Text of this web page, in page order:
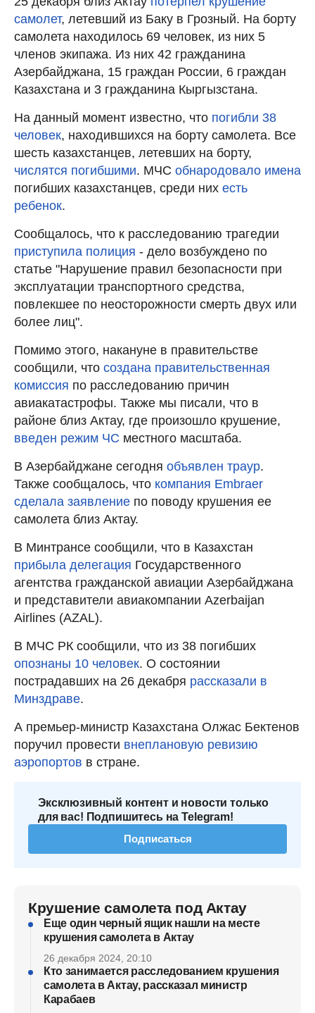
самолет, летевший из Баку в Грозный. На борту
самолета находилось 69 человек, из них 5
членов экипажа. Из них 42 гражданина
Азербайджана, 15 граждан России, 6 граждан
Казахстана и 3 гражданина Кыргызстана.
На данный момент известно, что погибли 38
человек, находившихся на борту самолета. Все
шесть казахстанцев, летевших на борту,
числятся погибшими. МЧС обнародовало имена
погибших казахстанцев, среди них есть
ребенок.
Сообщалось, что к расследованию трагедии
приступила полиция - дело возбуждено по
статье "Нарушение правил безопасности при
эксплуатации транспортного средства,
повлекшее по неосторожности смерть двух или
более лиц".
Помимо этого, накануне в правительстве
сообщили, что создана правительственная
комиссия по расследованию причин
авиакатастрофы. Также мы писали, что в
районе близ Актау, где произошло крушение,
введен режим ЧС местного масштаба.
В Азербайджане сегодня объявлен траур.
Также сообщалось, что компания Embraer
сделала заявление по поводу крушения ее
самолета близ Актау.
В Минтрансе сообщили, что в Казахстан
прибыла делегация Государственного
агентства гражданской авиации Азербайджана
и представители авиакомпании Azerbaijan
Airlines (AZAL).
В МЧС РК сообщили, что из 38 погибших
опознаны 10 человек. О состоянии
пострадавших на 26 декабря рассказали в
Минздраве.
А премьер-министр Казахстана Олжас Бектенов
поручил провести внеплановую ревизию
аэропортов в стране.
Эксклюзивный контент и новости только
для вас! Подпишитесь на Telegram!
Подписаться
Крушение самолета под Актау
Еще один черный ящик нашли на месте
крушения самолета в Актау
26 декабря 2024, 20:10
Кто занимается расследованием крушения
самолета в Актау, рассказал министр
Карабаев